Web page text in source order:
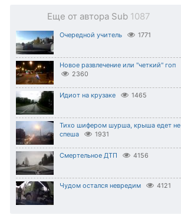
Еще от автора Sub 1087
Очередной учитель 1771
Новое развлечение или "четкий" гоп
2360
Идиот на крузаке 1465
Тихо шифером шурша, крыша едет не
спеша
1931
Смертельное ДТП 4156
Чудом остался невредим 4121